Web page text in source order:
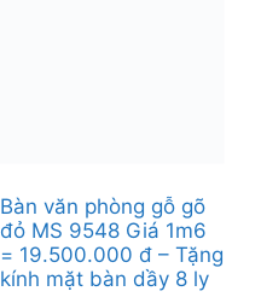
Bàn văn phòng gỗ gõ
đỏ MS 9548 Giá 1m6
= 19.500.000 đ – Tặng
kính mặt bàn dầy 8 ly